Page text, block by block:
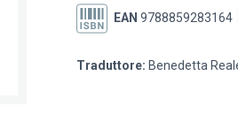
EAN 9788859283164
Traduttore: Benedetta